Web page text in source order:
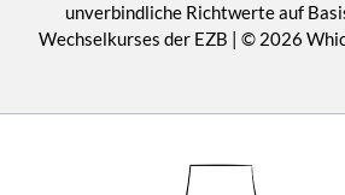
unverbindliche Richtwerte auf
Wechselkurses der EZB | © 2026